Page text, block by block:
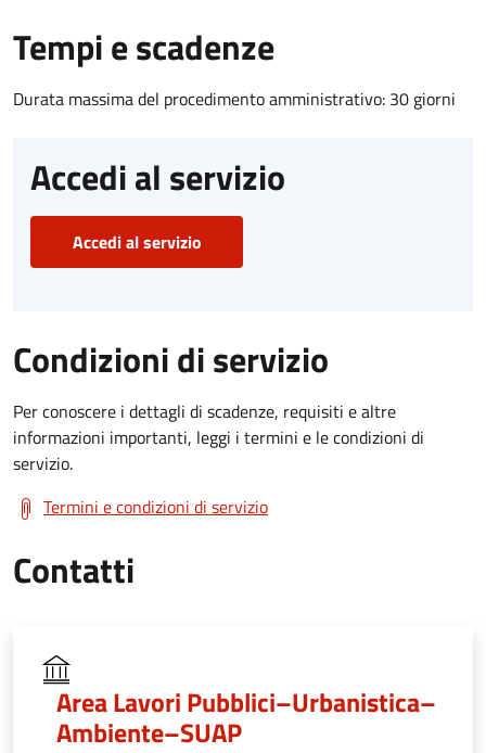
Tempi e scadenze
Durata massima del procedimento amministrativo: 30 giorni
Accedi al servizio
Accedi al servizio
Condizioni di servizio
Per conoscere i dettagli di scadenze, requisiti e altre
informazioni importanti, leggi i termini e le condizioni di
servizio.
Termini e condizioni di servizio
Contatti
Area Lavori Pubblici–Urbanistica–
Ambiente–SUAP